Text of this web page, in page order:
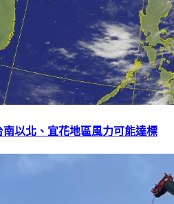
以北、宜花地區風力可能達標